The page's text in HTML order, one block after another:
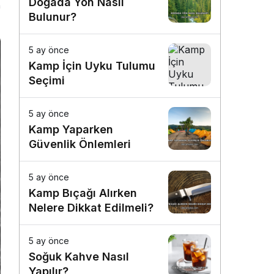
Bulunur?
5 ay önce
Kamp İçin Uyku Tulumu
Seçimi
5 ay önce
Kamp Yaparken
Güvenlik Önlemleri
5 ay önce
Kamp Bıçağı Alırken
Nelere Dikkat Edilmeli?
5 ay önce
Soğuk Kahve Nasıl
Yapılır?